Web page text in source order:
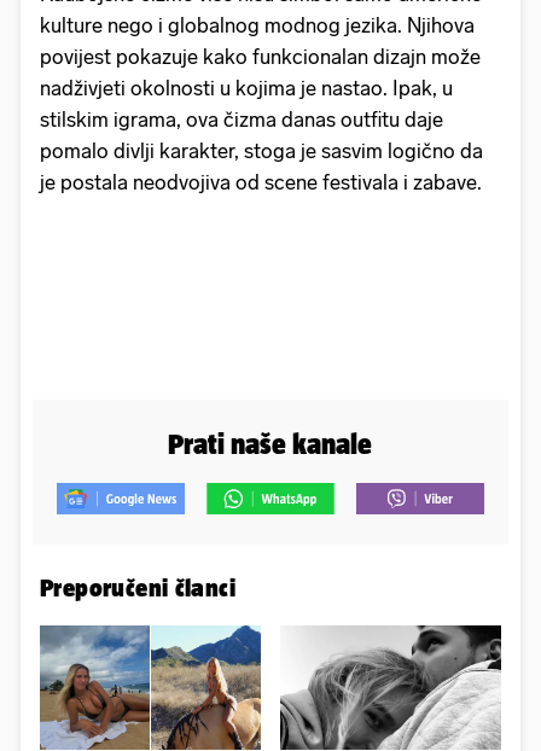
kulture nego i globalnog modnog jezika. Njihova
povijest pokazuje kako funkcionalan dizajn može
nadživjeti okolnosti u kojima je nastao. Ipak, u
stilskim igrama, ova čizma danas outfitu daje
pomalo divlji karakter, stoga je sasvim logično da
je postala neodvojiva od scene festivala i zabave.
Prati naše kanale
Preporučeni članci